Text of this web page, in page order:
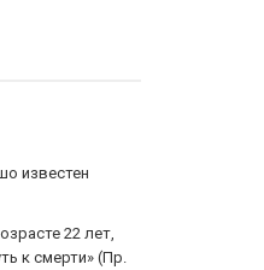
известен
22 лет,
к смерти» (Пр.